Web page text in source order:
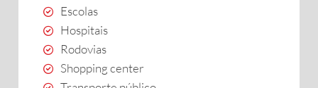
Escolas
Hospitais
Rodovias
Shopping center